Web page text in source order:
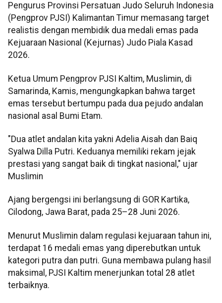
Pengurus Provinsi Persatuan Judo Seluruh Indonesia
(Pengprov PJSI) Kalimantan Timur memasang target
realistis dengan membidik dua medali emas pada
Kejuaraan Nasional (Kejurnas) Judo Piala Kasad
2026.
Ketua Umum Pengprov PJSI Kaltim, Muslimin, di
Samarinda, Kamis, mengungkapkan bahwa target
emas tersebut bertumpu pada dua pejudo andalan
nasional asal Bumi Etam.
"Dua atlet andalan kita yakni Adelia Aisah dan Baiq
Syalwa Dilla Putri. Keduanya memiliki rekam jejak
prestasi yang sangat baik di tingkat nasional," ujar
Muslimin
Ajang bergengsi ini berlangsung di GOR Kartika,
Cilodong, Jawa Barat, pada 25–28 Juni 2026.
Menurut Muslimin dalam regulasi kejuaraan tahun ini,
terdapat 16 medali emas yang diperebutkan untuk
kategori putra dan putri. Guna membawa pulang hasil
maksimal, PJSI Kaltim menerjunkan total 28 atlet
terbaiknya.